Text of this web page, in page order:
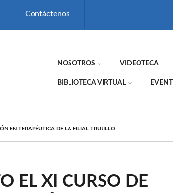
Contáctenos
NOSOTROS VIDEOTECA
BIBLIOTECA VIRTUAL
EN TERAPÉUTICA DE LA FILIAL TRUJILLO
EL XI CURSO DE